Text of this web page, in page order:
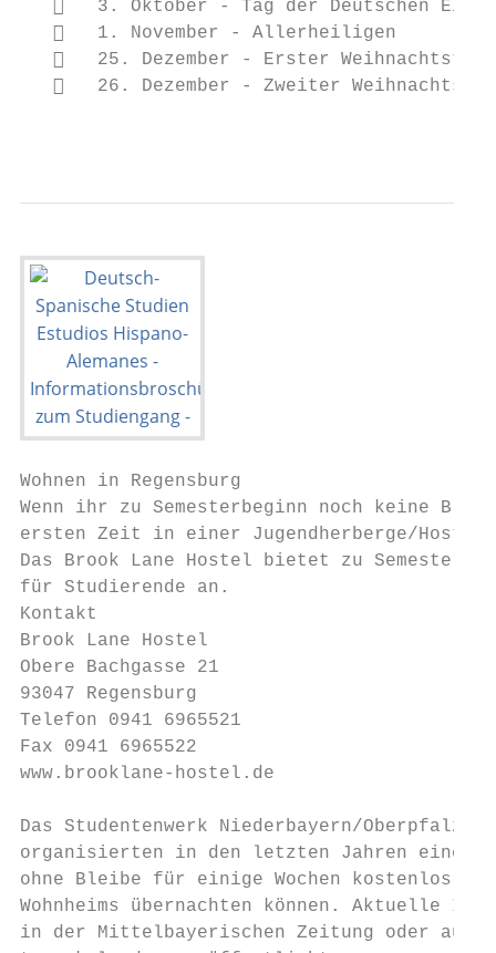
   3. Oktober - Tag der Deutschen
      1. November - Allerheiligen
      25. Dezember - Erster Weihnachtstag
      26. Dezember - Zweiter Weihnachtstag
Wohnen in Regensburg
Wenn ihr zu Semesterbeginn noch keine
ersten Zeit in einer Jugendherberge/Hostel
Das Brook Lane Hostel bietet zu
für Studierende an.
Kontakt
Brook Lane Hostel
Obere Bachgasse 21
93047 Regensburg
Telefon 0941 6965521
Fax 0941 6965522
www.brooklane-hostel.de
Das Studentenwerk Niederbayern/Oberpfalz
organisierten in den letzten Jahren eine
ohne Bleibe für einige Wochen kostenlos in
Wohnheims übernachten können. Aktuelle
in der Mittelbayerischen Zeitung oder auf